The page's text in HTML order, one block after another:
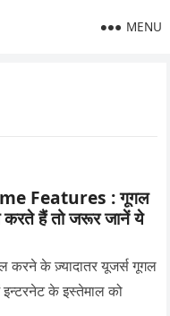
MENU
Features : गूगल
करते हैं तो जरूर जानें ये
करने के ज़्यादातर यूजर्स गूगल
के इस्तेमाल को